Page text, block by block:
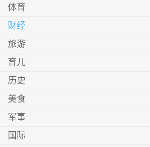
体育
财经
旅游
育儿
历史
美食
军事
国际